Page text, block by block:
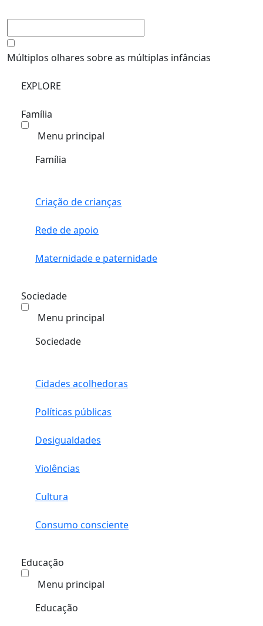
Múltiplos olhares sobre as múltiplas infâncias
EXPLORE
Família
Menu principal
Família
Criação de crianças
Rede de apoio
Maternidade e paternidade
Sociedade
Menu principal
Sociedade
Cidades acolhedoras
Políticas públicas
Desigualdades
Violências
Cultura
Consumo consciente
Educação
Menu principal
Educação